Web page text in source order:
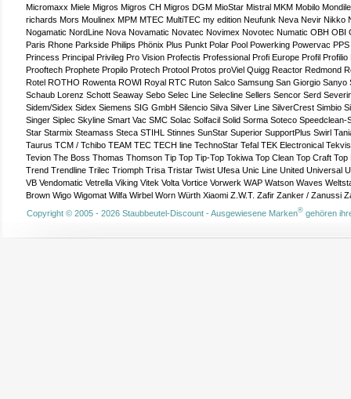
Micromaxx Miele Migros Migros CH Migros DGM MioStar Mistral MKM Mobilo
richards Mors Moulinex MPM MTEC MultiTEC my edition Neufunk Neva Nevir Nikko
Nogamatic NordLine Nova Novamatic Novatec Novimex Novotec Numatic OBH OBI
Paris Rhone Parkside Philips Phönix Plus Punkt Polar Pool Powerking Powervac
Princess Principal Privileg Pro Vision Profectis Professional Profi Europe Profil Profilio
Prooftech Prophete Propilo Protech Protool Protos proViel Quigg Reactor Redmond
Rotel ROTHO Rowenta ROWI Royal RTC Ruton Salco Samsung San Giorgio Sanyo
Schaub Lorenz Schott Seaway Sebo Selec Line Selecline Sellers Sencor Serd
Sidem/Sidex Sidex Siemens SIG GmbH Silencio Silva Silver Line SilverCrest Simbio
Singer Siplec Skyline Smart Vac SMC Solac Solfacil Solid Sorma Soteco Speedclean-
Star Starmix Steamass Steca STIHL Stinnes SunStar Superior SupportPlus Swirl
Taurus TCM / Tchibo TEAM TEC TECH line TechnoStar Tefal TEK Electronical Tekvis
Tevion The Boss Thomas Thomson Tip Top Tip-Top Tokiwa Top Clean Top Craft Top
Trend Trendline Trilec Triomph Trisa Tristar Twist Ufesa Unic Line United Universal
VB Vendomatic Vetrella Viking Vitek Volta Vortice Vorwerk WAP Watson Waves
Brown Wigo Wigomat Wilfa Wirbel Worn Würth Xiaomi Z.W.T. Zafir Zanker / Zanussi
Copyright © 2005 - 2026 Staubbeutel-Discount - Ausgewiesene Marken®gehören